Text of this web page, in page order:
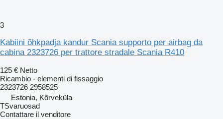
3
Kabiini õhkpadja kandur Scania supporto per airbag da
cabina 2323726 per trattore stradale Scania R410
125 € Netto
Ricambio - elementi di fissaggio
2323726 2958525
Estonia, Kõrveküla
TSvaruosad
Contattare il venditore